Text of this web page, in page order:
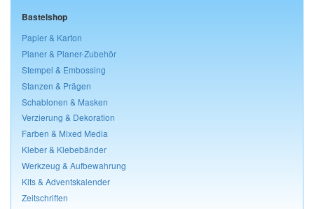
Bastelshop
Papier & Karton
Planer & Planer-Zubehör
Stempel & Embossing
Stanzen & Prägen
Schablonen & Masken
Verzierung & Dekoration
Farben & Mixed Media
Kleber & Klebebänder
Werkzeug & Aufbewahrung
Kits & Adventskalender
Zeitschriften